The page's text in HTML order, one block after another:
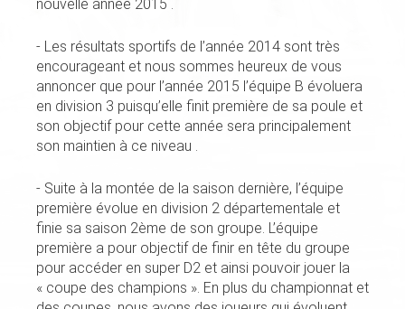
nouvelle année 2015 .
- Les résultats sportifs de l’année 2014 sont très
encourageant et nous sommes heureux de vous
annoncer que pour l’année 2015 l’équipe B évoluera
en division 3 puisqu’elle finit première de sa poule et
son objectif pour cette année sera principalement
son maintien à ce niveau .
- Suite à la montée de la saison dernière, l’équipe
première évolue en division 2 départementale et
finie sa saison 2ème de son groupe. L’équipe
première a pour objectif de finir en tête du groupe
pour accéder en super D2 et ainsi pouvoir jouer la
« coupe des champions ». En plus du championnat et